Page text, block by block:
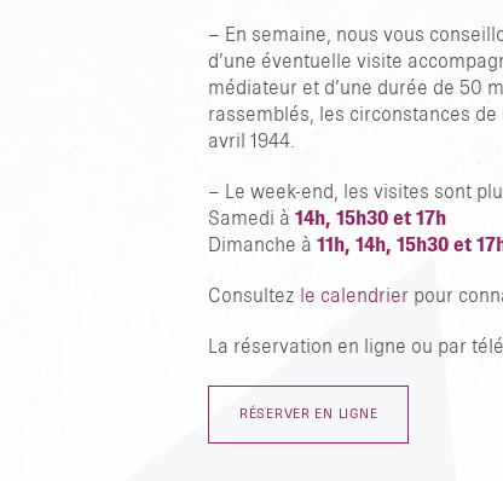
– En semaine, nous vous
d’une éventuelle visite
médiateur et d’une durée de 50
rassemblés, les circonstances
avril 1944.
– Le week-end, les visites sont
Samedi à 14h, 15h30 et 17h
Dimanche à 11h, 14h, 15h30 et
Consultez le calendrier pour
La réservation en ligne ou par
RÉSERVER EN LIGNE